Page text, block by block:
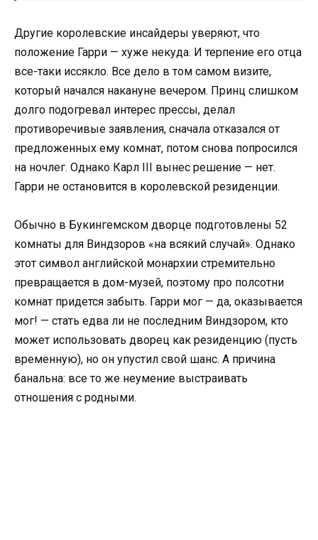
Другие королевские инсайдеры уверяют, что
положение Гарри — хуже некуда. И терпение его отца
все-таки иссякло. Все дело в том самом визите,
который начался накануне вечером. Принц слишком
долго подогревал интерес прессы, делал
противоречивые заявления, сначала отказался от
предложенных ему комнат, потом снова попросился
на ночлег. Однако Карл III вынес решение — нет.
Гарри не остановится в королевской резиденции.
Обычно в Букингемском дворце подготовлены 52
комнаты для Виндзоров «на всякий случай». Однако
этот символ английской монархии стремительно
превращается в дом-музей, поэтому про полсотни
комнат придется забыть. Гарри мог — да, оказывается
мог! — стать едва ли не последним Виндзором, кто
может использовать дворец как резиденцию (пусть
временную), но он упустил свой шанс. А причина
банальна: все то же неумение выстраивать
отношения с родными.